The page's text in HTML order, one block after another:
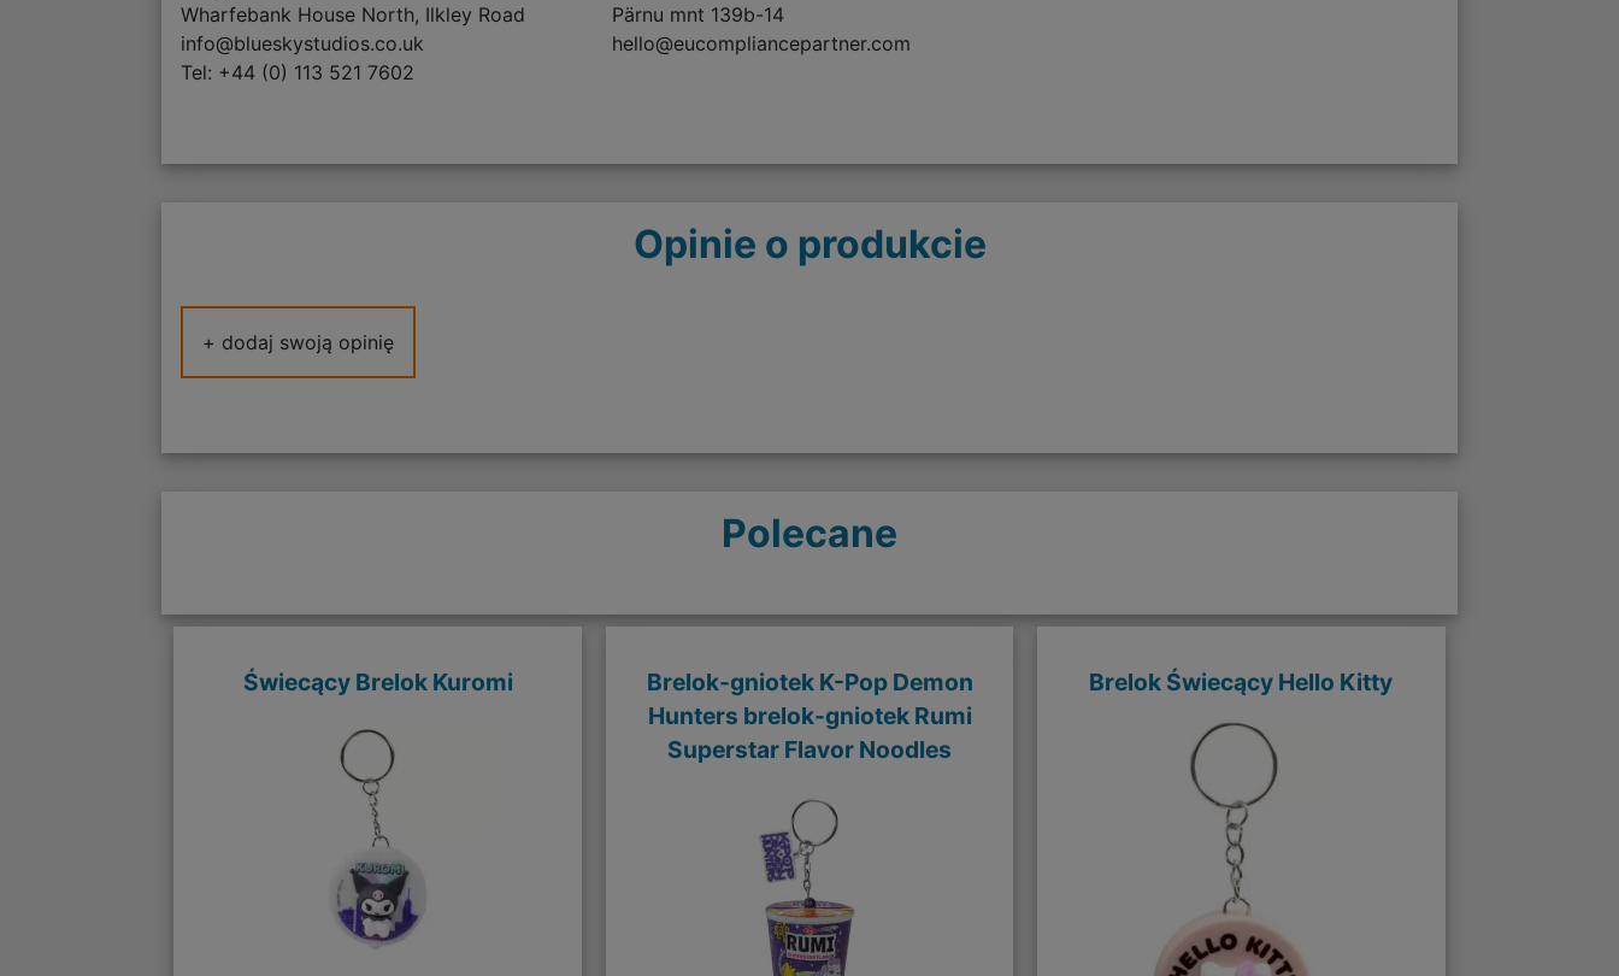
Wharfebank House North, Ilkley Road
info@blueskystudios.co.uk
Tel: +44 (0) 113 521 7602
Pärnu mnt 139b-14
hello@eucompliancepartner.com
Opinie o produkcie
+ dodaj swoją opinię
Polecane
Świecący Brelok Kuromi
Brelok-gniotek K-Pop Demon
Hunters brelok-gniotek Rumi
Superstar Flavor Noodles
Brelok Świecący Hello Kitty